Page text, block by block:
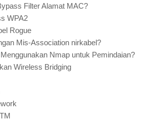
Filter Alamat MAC?
WPA2
Rogue
Mis-Association nirkabel?
Nmap untuk Pemindaian?
Wireless Bridging